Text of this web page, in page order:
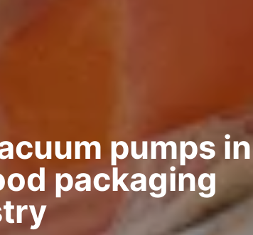
pumps in
packaging